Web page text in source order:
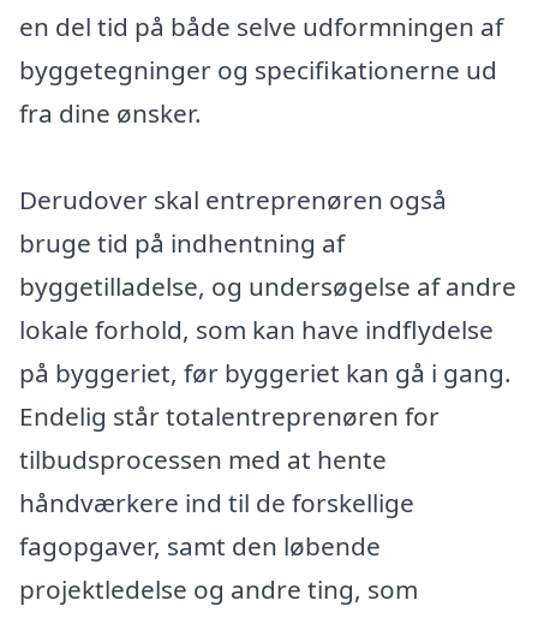
en del tid på både selve udformningen af
byggetegninger og specifikationerne ud
fra dine ønsker.
Derudover skal entreprenøren også
bruge tid på indhentning af
byggetilladelse, og undersøgelse af andre
lokale forhold, som kan have indflydelse
på byggeriet, før byggeriet kan gå i gang.
Endelig står totalentreprenøren for
tilbudsprocessen med at hente
håndværkere ind til de forskellige
fagopgaver, samt den løbende
projektledelse og andre ting, som